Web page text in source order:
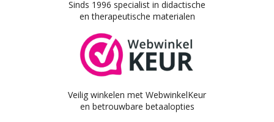
Sinds 1996 specialist in didactische
en therapeutische materialen
Veilig winkelen met WebwinkelKeur
en betrouwbare betaalopties